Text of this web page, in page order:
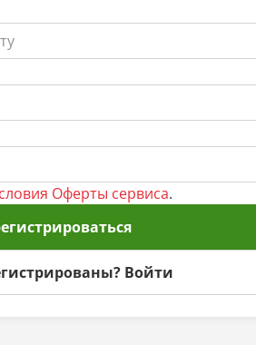
Оферты сервиса.
Войти